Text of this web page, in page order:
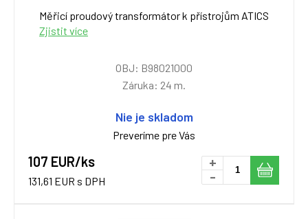
Měřicí proudový transformátor k přístrojům ATICS
Zjistit více
OBJ: B98021000
Záruka: 24 m.
Nie je skladom
Preveríme pre Vás
107 EUR/ks
131,61 EUR s DPH
+
-